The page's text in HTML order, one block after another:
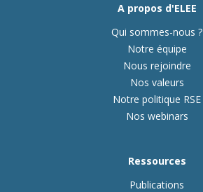
A propos d'ELEE
Qui sommes-nous ?
Notre équipe
Nous rejoindre
Nos valeurs
Notre politique RSE
Nos webinars
Ressources
Publications